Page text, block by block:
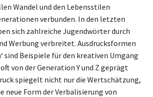
Wandel und den Lebensstilen
verbunden. In den letzten
sich zahlreiche Jugendwörter durch
Werbung verbreitet. Ausdrucksformen
sind Beispiele für den kreativen Umgang
von der Generation Y und Z geprägt
spiegelt nicht nur die Wertschätzung,
neue Form der Verbalisierung von